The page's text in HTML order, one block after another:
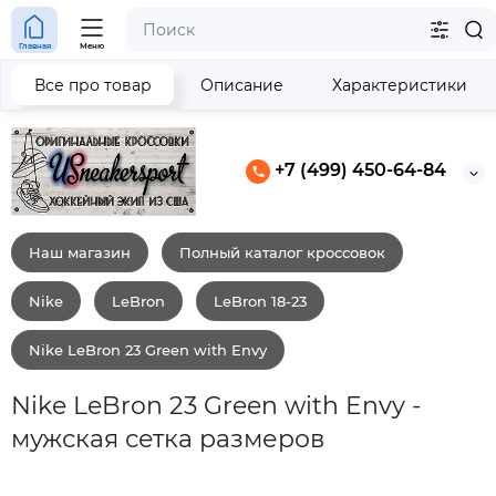
+7 (499) 450-64-84
Главная Меню
Наш магазин Полный каталог кроссовок
Nike LeBron LeBron 18-23
Nike LeBron 23 Green with Envy
Nike LeBron 23 Green with Envy -
мужская сетка размеров
Все про товар Описание Характеристики